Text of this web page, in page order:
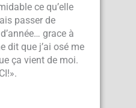
ce qu’elle
passer de
grace à
dit que j’ai osé me
ça vient de moi.